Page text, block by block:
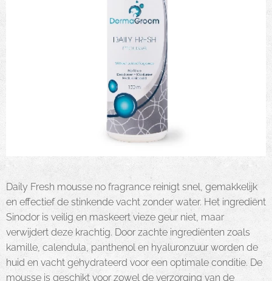
Daily Fresh mousse no fragrance reinigt snel, gemakkelijk
en effectief de stinkende vacht zonder water. Het ingrediënt
Sinodor is veilig en maskeert vieze geur niet, maar
verwijdert deze krachtig. Door zachte ingrediënten zoals
kamille, calendula, panthenol en hyaluronzuur worden de
huid en vacht gehydrateerd voor een optimale conditie. De
mousse is geschikt voor zowel de verzorging van de